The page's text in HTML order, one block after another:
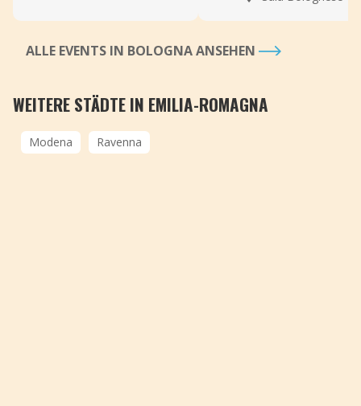
ALLE EVENTS IN BOLOGNA ANSEHEN
WEITERE STÄDTE IN EMILIA-ROMAGNA
Modena Ravenna